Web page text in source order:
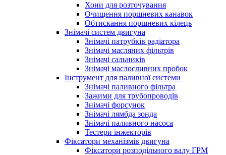
Хони для розточування
Очищення поршневих канавок
Обтискання поршневих кілець
Знімачі систем двигуна
Знімачі патрубків радіатора
Знімачі масляних фільтрів
Знімачі сальників
Знімачі маслосливних пробок
Інструмент для паливної системи
Знімачі паливного фільтра
Зажими для трубопроводів
Знімачі форсунок
Знімачі лямбда зонда
Знімачі паливного насоса
Тестери інжекторів
Фіксатори механізмів двигуна
Фіксатори розподільного валу ГРМ